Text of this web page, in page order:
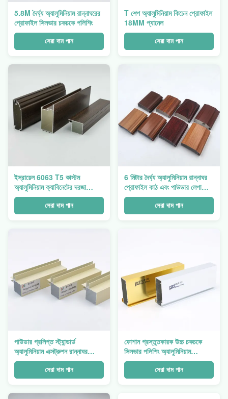
5.8M দৈর্ঘ্য অ্যালুমিনিয়াম রান্নাঘরের
প্রোফাইল সিলভার চকচকে পলিশিং
সেরা দাম পান
T শেপ অ্যালুমিনিয়াম কিচেন প্রোফাইল
18MM প্যানেল
সেরা দাম পান
ইস্রায়েল 6063 T5 কাস্টম
অ্যালুমিনিয়াম ক্যাবিনেটের দরজা
প্রোফাইল 1.2 মিমি পুরু পাউডার লেপা
সেরা দাম পান
6 মিটার দৈর্ঘ্য অ্যালুমিনিয়াম রান্নাঘর
প্রোফাইল কাঠ এবং পাউডার লেপা
চকচকে
সেরা দাম পান
পাউডার প্রলিপ্ত স্ট্যান্ডার্ড
অ্যালুমিনিয়াম এক্সট্রুশন রান্নাঘর
ক্যাবিনেট স্কার্টিং বোর্ড প্রোফাইল
সেরা দাম পান
ফোশান প্রস্তুতকারক উচ্চ চকচকে
সিলভার পলিশিং অ্যালুমিনিয়াম
রান্নাঘরের ক্যাবিনেট প্রোফাইল
সেরা দাম পান